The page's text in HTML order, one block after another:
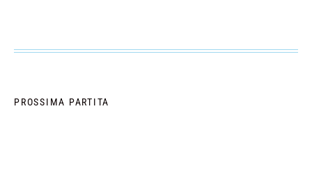
PROSSIMA PARTITA